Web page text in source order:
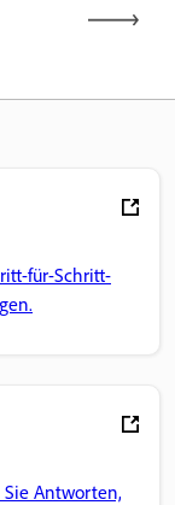
für-Schritt-
Antworten,